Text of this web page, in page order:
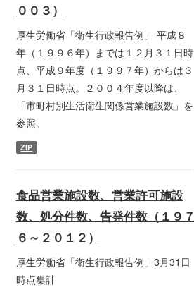
００３）
厚生労働省「衛生行政報告例」 平成８
年（１９９６年）までは１２月３１日時
点、平成９年度（１９９７年）からは３
月３１日時点。２００４年度以降は、
「市町村別生活衛生関係営業施設数」を
参照。
ZIP
食品営業施設数、営業許可施設
数、処分件数、告発件数（１９７
６～２０１２）
厚生労働省「衛生行政報告例」3月31日
時点集計